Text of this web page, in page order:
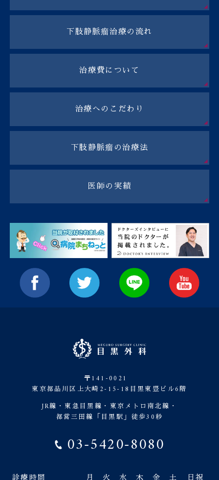
下肢静脈瘤治療の流れ
治療費について
治療へのこだわり
下肢静脈瘤の治療法
医師の実績
〒141-0021
東京都品川区上大崎2-15-18目黒東豊ビル6階
JR線・東急目黒線・東京メトロ南北線・
都営三田線「目黒駅」徒歩30秒
03-5420-8080